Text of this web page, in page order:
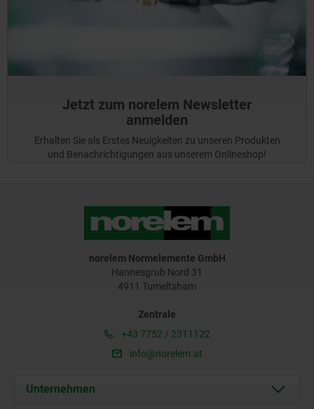
Jetzt zum norelem Newsletter
anmelden
Erhalten Sie als Erstes Neuigkeiten zu unseren Produkten
und Benachrichtigungen aus unserem Onlineshop!
norelem Normelemente GmbH
Hannesgrub Nord 31
4911 Tumeltsham
Zentrale
+43 7752 / 2311122
info@norelem.at
Unternehmen